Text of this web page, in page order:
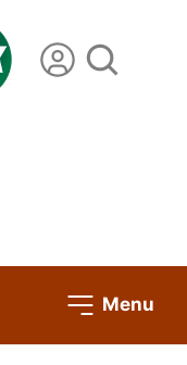
Menu